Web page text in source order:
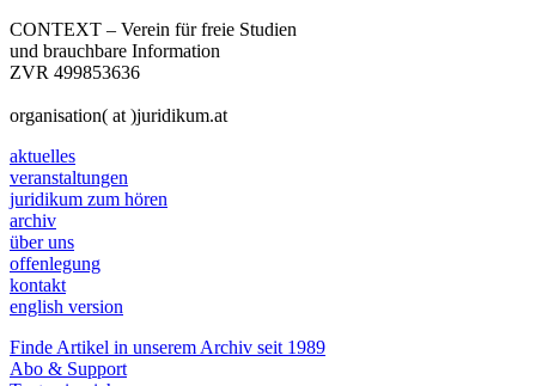
CONTEXT – Verein für freie Studien
und brauchbare Information
ZVR 499853636
organisation( at )juridikum.at
aktuelles
veranstaltungen
juridikum zum hören
archiv
über uns
offenlegung
kontakt
english version
Finde Artikel in unserem Archiv seit 1989
Abo & Support